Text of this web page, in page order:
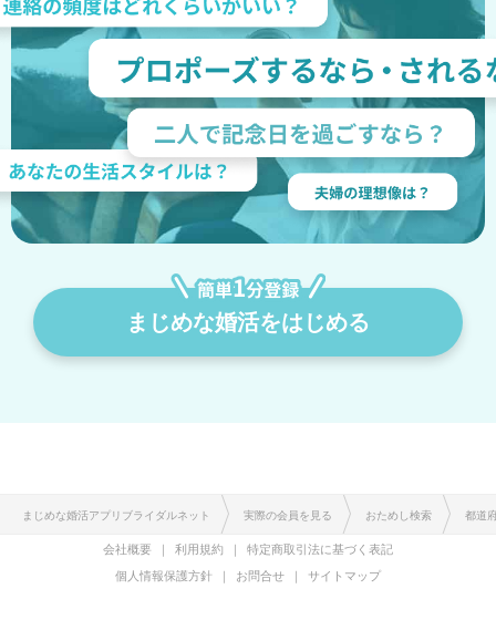
まじめな婚活をはじめる
まじめな婚活アプリブライダルネット 実際の会員を見る おためし検索 都道
会社概要 利用規約
特定商取引法に基づく表記
個人情報保護方針
お問合せ サイトマップ